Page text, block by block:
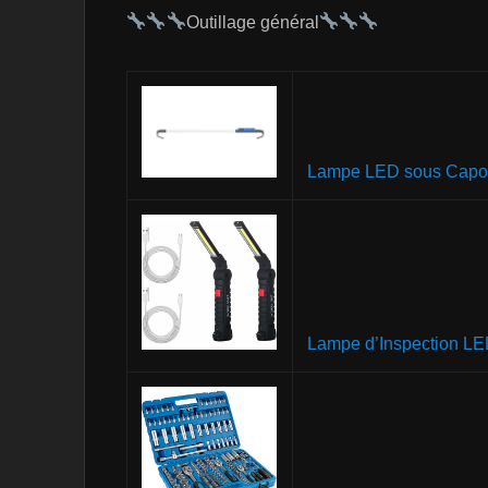
Outillage général
Lampe LED sous
Lampe d’Inspection